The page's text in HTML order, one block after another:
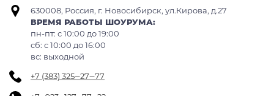
630008, Россия, г. Новосибирск, ул.Кирова, д.27
ВРЕМЯ РАБОТЫ ШОУРУМА:
пн-пт: с 10:00 до 19:00
сб: c 10:00 до 16:00
вс: выходной
+7 (383) 325‒27‒77